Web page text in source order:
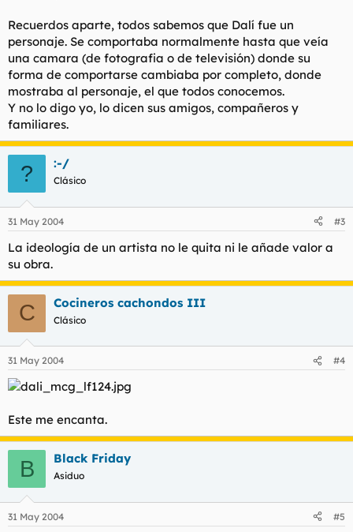
Recuerdos aparte, todos sabemos que Dalí fue un
personaje. Se comportaba normalmente hasta que veía
una camara (de fotografia o de televisión) donde su
forma de comportarse cambiaba por completo, donde
mostraba al personaje, el que todos conocemos.
Y no lo digo yo, lo dicen sus amigos, compañeros y
familiares.
? :-/
Clásico
31 May 2004 #3
La ideología de un artista no le quita ni le añade valor a
su obra.
C Cocineros cachondos III
Clásico
31 May 2004 #4
Este me encanta.
B Black Friday
Asiduo
31 May 2004 #5